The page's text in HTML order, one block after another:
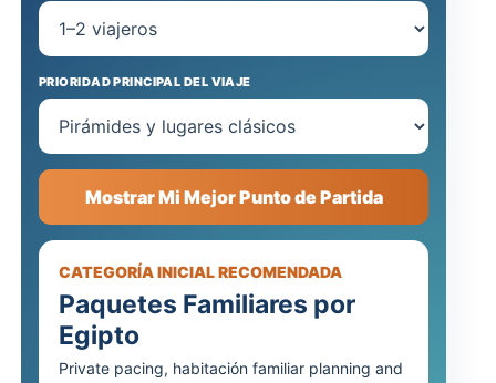
PRIORIDAD PRINCIPAL DEL VIAJE
Mostrar Mi Mejor Punto de Partida
CATEGORÍA INICIAL RECOMENDADA
Paquetes Familiares por
Egipto
Private pacing, habitación familiar planning and